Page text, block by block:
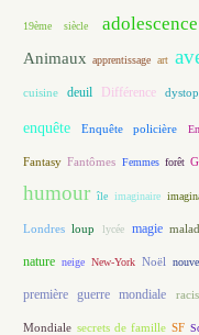
19ème siècle adolescence
Animaux apprentissage art
cuisine deuil Différence
enquête Enquête policière
Fantasy Fantômes Femmes forêt
humour île imaginaire
Londres loup lycée magie
nature neige New-York Noël
première guerre mondiale
Mondiale secrets de famille SF